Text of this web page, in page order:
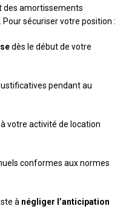
des amortissements
sécuriser votre position :
dès le début de votre
pendant au
votre activité de location
conformes aux normes
à négliger l’anticipation